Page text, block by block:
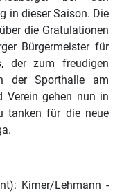
in dieser Saison. Die
die Gratulationen
Bürgermeister für
der zum freudigen
der Sporthalle am
Verein gehen nun in
tanken für die neue
Kirner/Lehmann -